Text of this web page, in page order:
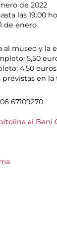
de 2022
las 19.00
de enero
museo y la
5,50
4,50
en
67109270
ai Beni